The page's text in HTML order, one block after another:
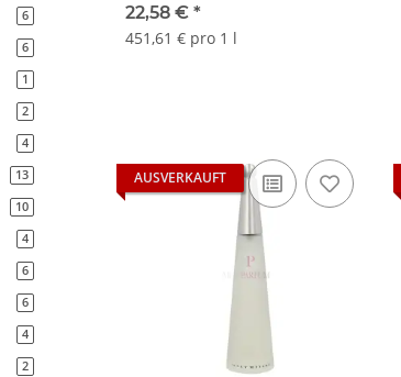
22,58 € *
451,61 € pro 1 l
AUSVERKAUFT
6Artikel gefunden
6Artikel gefunden
1Artikel gefunden
2Artikel gefunden
4Artikel gefunden
13Artikel gefunden
10Artikel gefunden
4Artikel gefunden
6Artikel gefunden
6Artikel gefunden
4Artikel gefunden
2Artikel gefunden